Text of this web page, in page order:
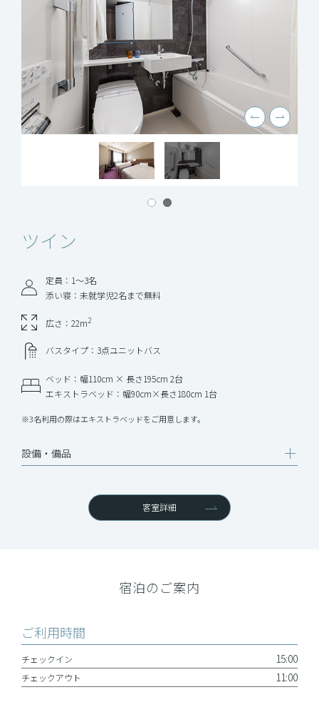
ツイン
定員：1〜3名
添い寝：未就学児2名まで無料
広さ：22m2
バスタイプ：3点ユニットバス
ベッド：幅110cm × 長さ195cm 2台
エキストラベッド：幅90cm×長さ180cm 1台
※3名利用の際はエキストラベッドをご用意します。
設備‧備品
客室詳細
宿泊のご案内
ご利用時間
チェックイン 15:00
チェックアウト 11:00